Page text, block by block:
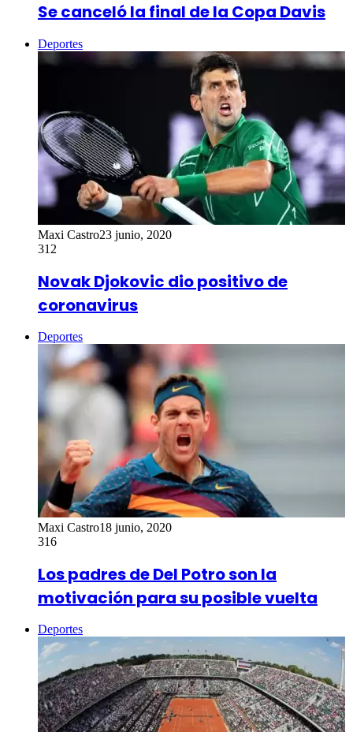
Se canceló la final de la Copa Davis
Deportes
Maxi Castro23 junio, 2020
312
Novak Djokovic dio positivo de
coronavirus
Deportes
Maxi Castro18 junio, 2020
316
Los padres de Del Potro son la
motivación para su posible vuelta
Deportes